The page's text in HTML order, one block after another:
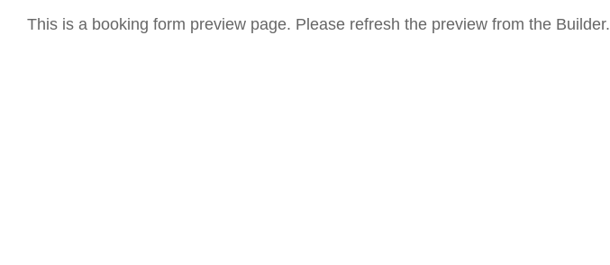
This is a booking form preview page. Please refresh the preview from the Builder.